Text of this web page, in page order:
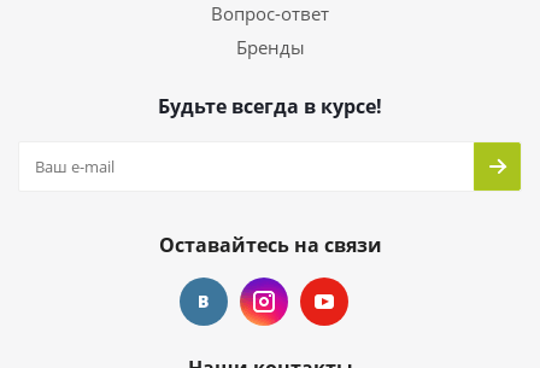
Вопрос-ответ
Бренды
Будьте всегда в курсе!
Оставайтесь на связи